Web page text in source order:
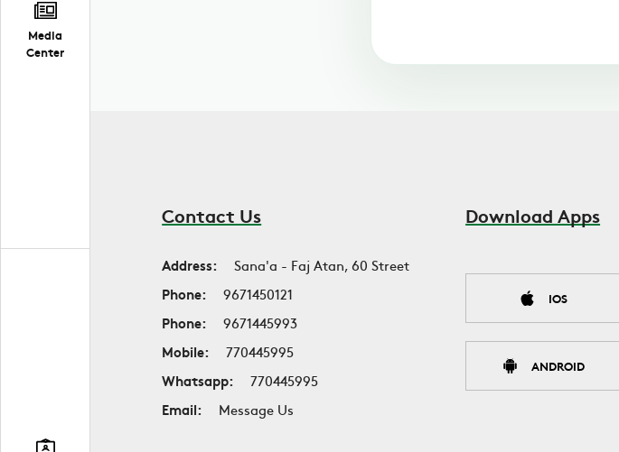
Media
Center
Contact Us
Address:
Sana'a - Faj Atan, 60 Street
Phone:
9671450121
Phone:
9671445993
Mobile:
770445995
Whatsapp:
770445995
Email:
Message Us
Download Apps
IOS
ANDROID